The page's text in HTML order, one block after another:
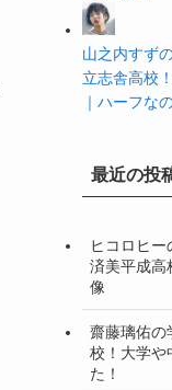
山之内すず
立志舎高校
｜ハーフな
最近の投
ヒコロヒー
済美平成高
像
齋藤璃佑の
校！大学や
た！